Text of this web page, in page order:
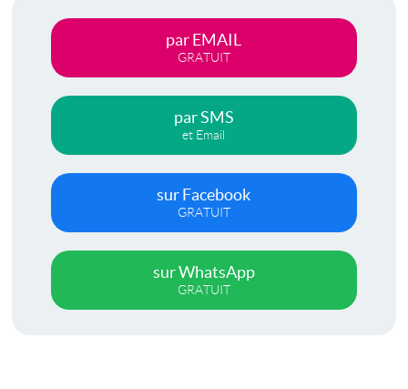
par EMAIL
GRATUIT
par SMS
et Email
sur Facebook
GRATUIT
sur WhatsApp
GRATUIT